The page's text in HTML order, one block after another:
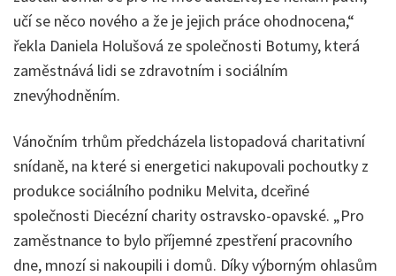
učí se něco nového a že je jejich práce ohodnocena,“
řekla Daniela Holušová ze společnosti Botumy, která
zaměstnává lidi se zdravotním i sociálním
znevýhodněním.
Vánočním trhům předcházela listopadová charitativní
snídaně, na které si energetici nakupovali pochoutky z
produkce sociálního podniku Melvita, dceřiné
společnosti Diecézní charity ostravsko-opavské. „Pro
zaměstnance to bylo příjemné zpestření pracovního
dne, mnozí si nakoupili i domů. Díky výborným ohlasům